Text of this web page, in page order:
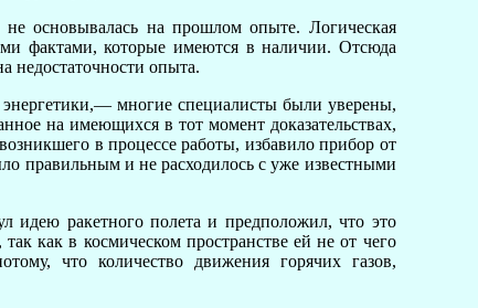
не основывалась на прошлом опыте. Логическая
фактами, которые имеются в наличии. Отсюда
недостаточности опыта.
многие специалисты были уверены,
на имеющихся в тот момент доказательствах,
в процессе работы, избавило прибор от
правильным и не расходилось с уже известными
идею ракетного полета и предположил, что это
как в космическом пространстве ей не от чего
что количество движения горячих газов,